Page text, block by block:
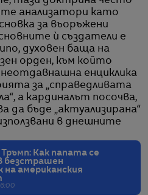
анализатори като
за въоръжени
ѝ създатели е
духовен баща на
орден, към който
енциклика
за „справедливата
а кардиналът посочва,
бъде „актуализирана“
в днешните
Как папата се
безстрашен
на американския